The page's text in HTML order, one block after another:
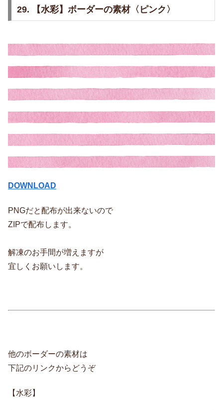
29. 【水彩】ボーダーの素材〈ピンク〉
DOWNLOAD
PNGだと配布が出来ないので
ZIPで配布します。
解凍のお手間が増えますが
宜しくお願いします。
他のボーダーの素材は
下記のリンクからどうぞ
【水彩】